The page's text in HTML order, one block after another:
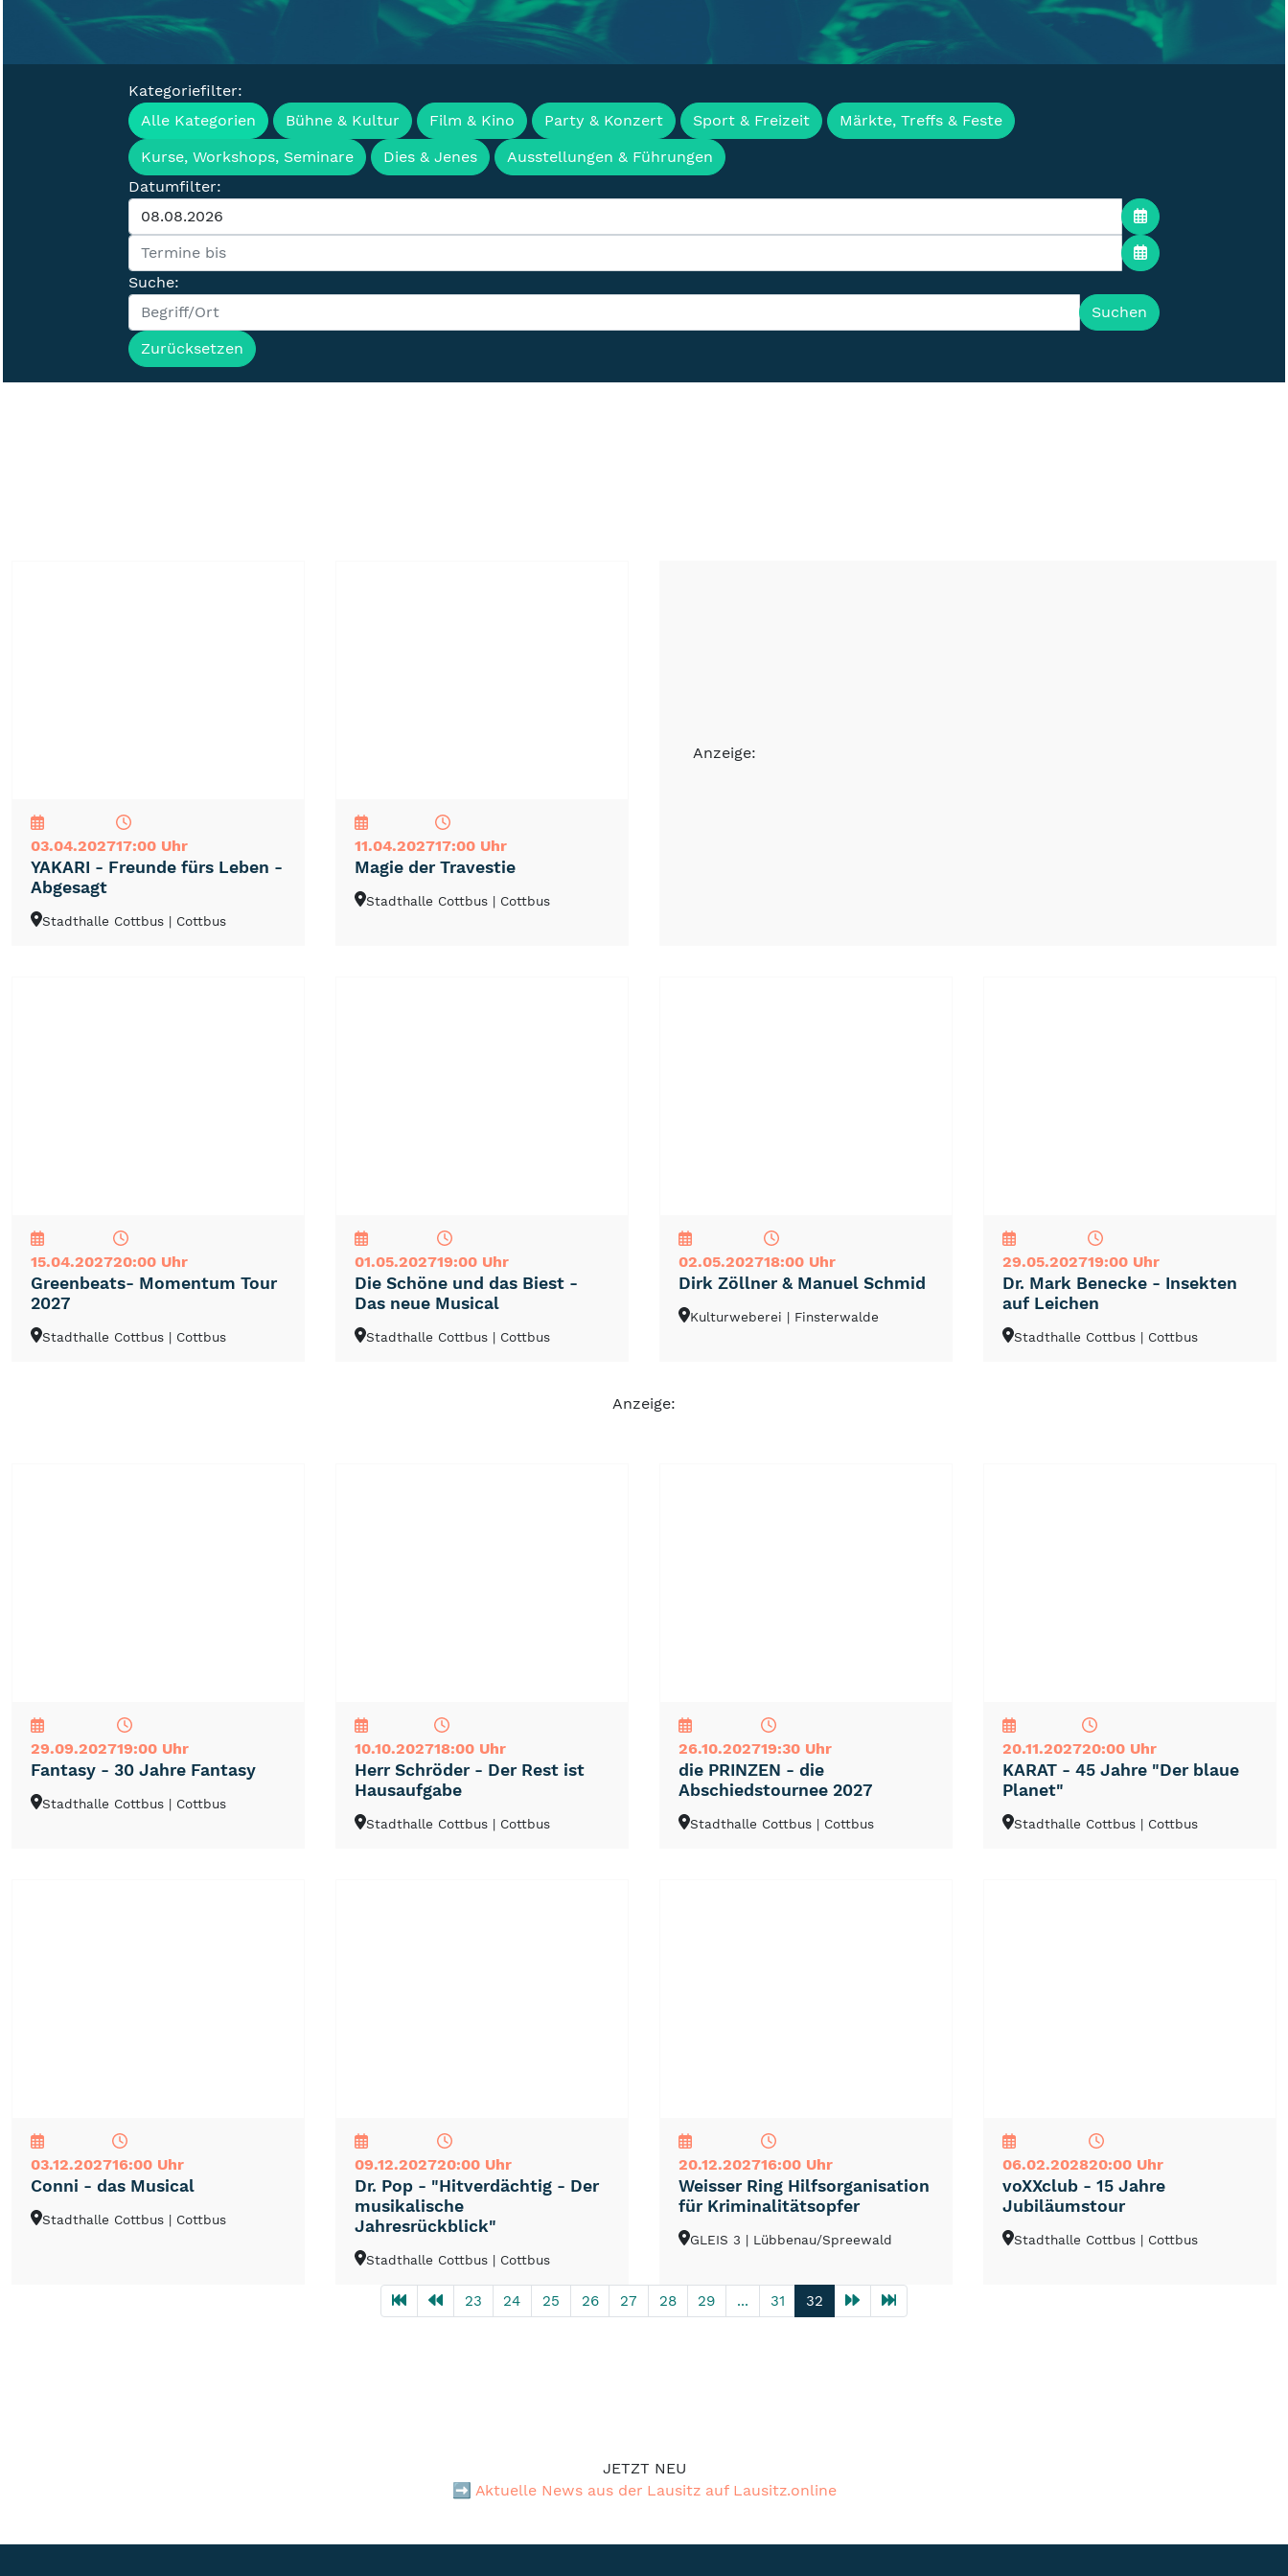
Veranstaltungen, Termine & Events für die Lausitz
Kategoriefilter:
Alle Kategorien
Bühne & Kultur Film & Kino Party & Konzert Sport & Freizeit
Märkte, Treffs & Feste
Kurse, Workshops, Seminare
Dies & Jenes
Ausstellungen & Führungen
Datumfilter:
Suche:
Suchen
Zurücksetzen
03.04.202717:00 Uhr
YAKARI - Freunde fürs Leben -
Abgesagt
Stadthalle Cottbus | Cottbus
11.04.202717:00 Uhr
Magie der Travestie
Stadthalle Cottbus | Cottbus
15.04.202720:00 Uhr
Greenbeats- Momentum Tour
2027
Stadthalle Cottbus | Cottbus
01.05.202719:00 Uhr
Die Schöne und das Biest -
Das neue Musical
Stadthalle Cottbus | Cottbus
02.05.202718:00 Uhr
Dirk Zöllner & Manuel Schmid
Kulturweberei | Finsterwalde
29.05.202719:00 Uhr
Dr. Mark Benecke - Insekten
auf Leichen
Stadthalle Cottbus | Cottbus
29.09.202719:00 Uhr
Fantasy - 30 Jahre Fantasy
Stadthalle Cottbus | Cottbus
10.10.202718:00 Uhr
Herr Schröder - Der Rest ist
Hausaufgabe
Stadthalle Cottbus | Cottbus
26.10.202719:30 Uhr
die PRINZEN - die
Abschiedstournee 2027
Stadthalle Cottbus | Cottbus
20.11.202720:00 Uhr
KARAT - 45 Jahre "Der blaue
Planet"
Stadthalle Cottbus | Cottbus
03.12.202716:00 Uhr
Conni - das Musical
Stadthalle Cottbus | Cottbus
09.12.202720:00 Uhr
Dr. Pop - "Hitverdächtig - Der
musikalische
Jahresrückblick"
Stadthalle Cottbus | Cottbus
20.12.202716:00 Uhr
Weisser Ring Hilfsorganisation
für Kriminalitätsopfer
GLEIS 3 | Lübbenau/Spreewald
06.02.202820:00 Uhr
voXXclub - 15 Jahre
Jubiläumstour
Stadthalle Cottbus | Cottbus
Anzeige:
Anzeige:
23 24 25 26 27 28 29 ... 31 32
JETZT NEU
➡️ Aktuelle News aus der Lausitz auf Lausitz.online